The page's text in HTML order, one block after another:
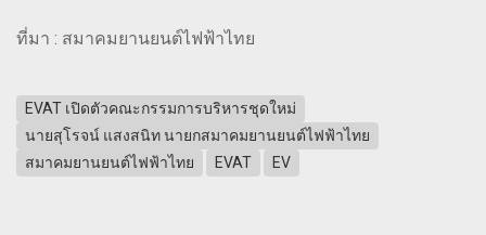
ที่มา : สมาคมยานยนต์ไฟฟ้าไทย
EVAT เปิดตัวคณะกรรมการบริหารชุดใหม่
นายสุโรจน์ แสงสนิท นายกสมาคมยานยนต์ไฟฟ้าไทย
สมาคมยานยนต์ไฟฟ้าไทย
EVAT EV